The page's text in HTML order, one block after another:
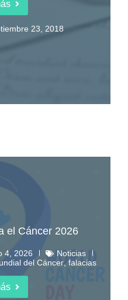
23, 2018
el Cáncer 2026
4, 2026
Noticias
del Cáncer, falacias